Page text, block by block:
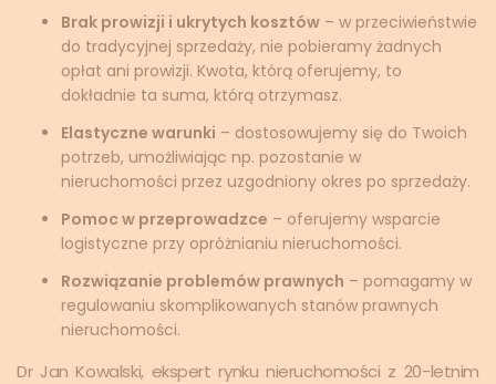
Brak prowizji i ukrytych kosztów – w przeciwieństwie
do tradycyjnej sprzedaży, nie pobieramy żadnych
opłat ani prowizji. Kwota, którą oferujemy, to
dokładnie ta suma, którą otrzymasz.
Elastyczne warunki – dostosowujemy się do Twoich
potrzeb, umożliwiając np. pozostanie w
nieruchomości przez uzgodniony okres po sprzedaży.
Pomoc w przeprowadzce – oferujemy wsparcie
logistyczne przy opróżnianiu nieruchomości.
Rozwiązanie problemów prawnych – pomagamy w
regulowaniu skomplikowanych stanów prawnych
nieruchomości.
Dr Jan Kowalski, ekspert rynku nieruchomości z 20-letnim